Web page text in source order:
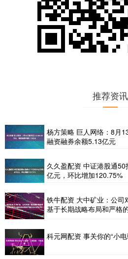
推荐资讯
杨方策略 巨人网络：8月
融资融券余额5.13亿元
久久盈配资 中证港股通
亿元，环比增加120.75%
铁牛配资 大中矿业：公司
基于长期战略布局和严格
科元网配资 事关你的“小